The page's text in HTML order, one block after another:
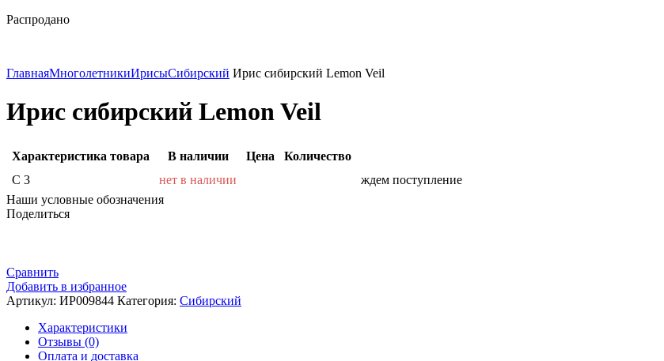
Распродано
ГлавнаяМноголетникиИрисыСибирский Ирис сибирский Lemon Veil
Ирис сибирский Lemon Veil
Характеристика товара В наличии Цена
Количество
С 3
нет в наличии
ждем поступление
Наши условные обозначения
Поделиться
Сравнить
Добавить в избранное
Артикул: ИР009844 Категория: Сибирский
Характеристики
Отзывы (0)
Оплата и доставка